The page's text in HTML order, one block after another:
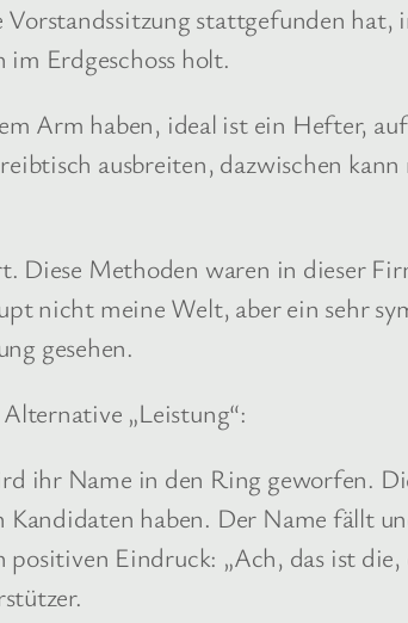
stattgefunden hat,
Erdgeschoss holt.
Arm haben, ideal ist ein Hefter,
ausbreiten, dazwischen
Methoden waren in dieser
nicht meine Welt, aber ein sehr
gesehen.
„Leistung“:
ihr Name in den Ring geworfen.
haben. Der Name fällt
Eindruck: „Ach, das ist